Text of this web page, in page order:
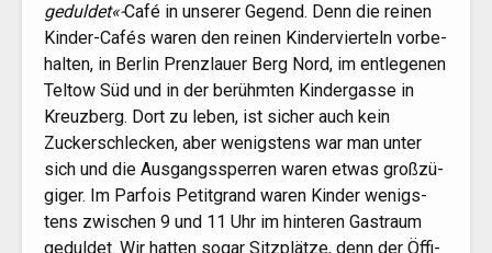
gedul­det«-Café in unse­rer Gegend. Denn die rei­nen
Kin­der-Cafés waren den rei­nen Kin­der­vier­teln vor­be­
hal­ten, in Ber­lin Prenz­lau­er Berg Nord, im ent­le­ge­nen
Tel­tow Süd und in der berühm­ten Kin­der­gas­se in
Kreuz­berg. Dort zu leben, ist sicher auch kein
Zucker­schle­cken, aber wenigs­tens war man unter
sich und die Aus­gangs­sper­ren waren etwas groß­zü­
gi­ger. Im Par­fois Petit­grand waren Kin­der wenigs­
tens zwi­schen 9 und 11 Uhr im hin­te­ren Gast­raum
gedul­det. Wir hat­ten sogar Sitz­plät­ze, denn der Öffi-